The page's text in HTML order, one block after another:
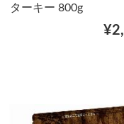
ターキー 800g